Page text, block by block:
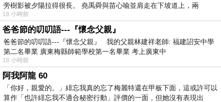
旁樹影被夕陽拉得很長。 堯禹舜與苗心喻並肩走在下坡道上，兩
18 小時前
爸爸節的叨叨語---『懷念父親』
爸爸節的叨叨語---『懷念父親』 我的父親林建祥老師: 福建詔安中學
第二名畢業 廣東梅縣師範學校第一名畢業 考上廣東中
18 小時前
阿我阿龍 60
「你好，親愛的。」緋忘我真的忘了梅麗特還在甲板下面，這或許可以
算作「也許緋忘我不適合秘密行動」評價的一面，但她沒有表現出